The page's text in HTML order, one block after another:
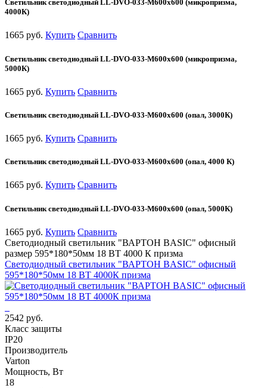
Светильник светодиодный LL-DVO-033-M600x600 (микропризма,
4000К)
1665 руб. Купить Сравнить
Светильник светодиодный LL-DVO-033-M600x600 (микропризма,
5000К)
1665 руб. Купить Сравнить
Светильник светодиодный LL-DVO-033-M600x600 (опал, 3000К)
1665 руб. Купить Сравнить
Светильник светодиодный LL-DVO-033-M600x600 (опал, 4000 К)
1665 руб. Купить Сравнить
Светильник светодиодный LL-DVO-033-M600x600 (опал, 5000К)
1665 руб. Купить Сравнить
Светодиодный светильник "ВАРТОН BASIC" офисный
размер 595*180*50мм 18 ВТ 4000 К призма
Светодиодный светильник "ВАРТОН BASIC" офисный
595*180*50мм 18 ВТ 4000К призма
2542 руб.
Класс защиты
IP20
Производитель
Varton
Мощность, Вт
18